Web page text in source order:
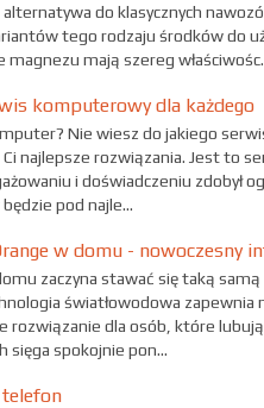
do klasycznych
tego rodzaju środków do
magnezu mają szereg
komputerowy dla każdego
Nie wiesz do jakiego
najlepsze rozwiązania. Jest to
i doświadczeniu zdobył
pod najle...
w domu - nowoczesny
zaczyna stawać się taką
światłowodowa
rozwiązanie dla osób, które
sięga spokojnie pon...